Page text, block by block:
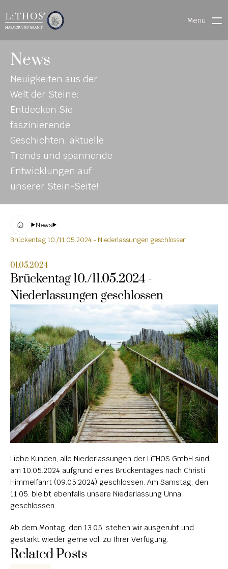
Menu
HOME
LIVE CHAT
WARENVERFOLGUNG
ONL
INE-
KAT
ALO
G
MATERIALIEN
STEINMETZFINDER
3D-KONFIGURATOR
DOWNLOADS
DENKMALE
MAGRADO
KOLUMBARIEN
BREITSTEINE
LIEGESTEINE
URNENANLAGEN
LEUCHTGRABMALE
ACCESSOIRES
KONTAKT
ADRESSEN NIEDERLASSUNGEN
ÖFFNUNGSZEITEN
ÜBER LITHOS
HISTORIE
News
Neuigkeiten aus der
Welt der Steine:
Entdecken Sie
faszinierende
Geschichten, aktuelle
Trends und spannende
Entwicklungen auf
unserer Stein-Seite!
News
Brückentag 10./11.05.2024 - Niederlassungen geschlossen
01.05.2024
Brückentag 10./11.05.2024 -
Niederlassungen geschlossen
Liebe Kunden, alle Niederlassungen der LiTHOS GmbH sind
am 10.05.2024 aufgrund eines Brückentages nach Christi
Himmelfahrt (09.05.2024) geschlossen. Am Samstag, den
11.05. bleibt ebenfalls unsere Niederlassung Unna
geschlossen.
Ab dem Montag, den 13.05. stehen wir ausgeruht und
gestärkt wieder gerne voll zu Ihrer Verfügung.
Related Posts